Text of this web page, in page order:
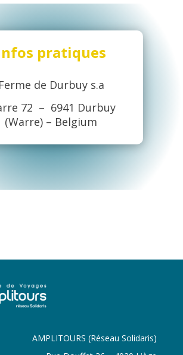
pratiques
Ferme de Durbuy s.a
72 – 6941 Durbuy
(Warre) – Belgium
AMPLITOURS (Réseau Solidaris)